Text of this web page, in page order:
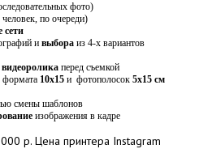
фото)
по очереди)
сети
и выбора из 4-х вариантов
видеоролика перед съемкой
формата 10х15 и фотополосок 5х15 см
смены шаблонов
изображения в кадре
р. Цена принтера Instagram